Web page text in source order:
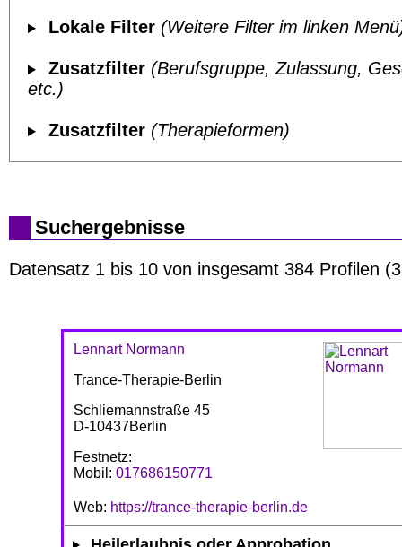
Lokale Filter (Weitere Filter im linken
Zusatzfilter (Berufsgruppe, Zulassung,
etc.)
Zusatzfilter (Therapieformen)
Suchergebnisse
Datensatz 1 bis 10 von insgesamt 384 Profilen
Lennart Normann
Trance-Therapie-Berlin
Schliemannstraße 45
D-10437Berlin
Festnetz:
Mobil: 017686150771
Web: https://trance-therapie-berlin.de